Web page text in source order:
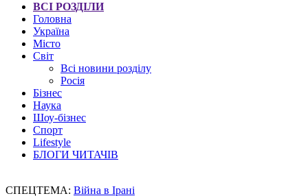
ВСІ РОЗДІЛИ
Головна
Україна
Місто
Світ
Всі новини розділу
Росія
Бізнес
Наука
Шоу-бізнес
Спорт
Lifestyle
БЛОГИ ЧИТАЧІВ
СПЕЦТЕМА: Війна в Ірані